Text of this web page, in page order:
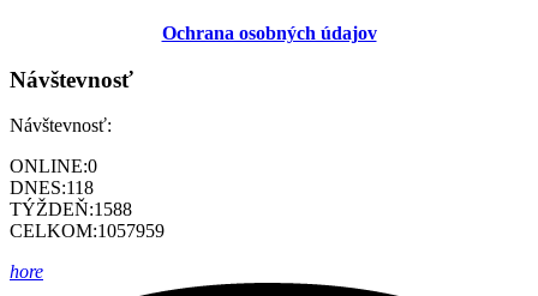
Ochrana osobných údajov
Návštevnosť
Návštevnosť:
ONLINE:0
DNES:118
TÝŽDEŇ:1588
CELKOM:1057959
hore